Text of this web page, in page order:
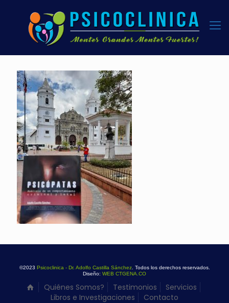
©2023 Psicoclinica - Dr. Adolfo Castilla Sánchez. Todos los derechos reservados.
Diseño: WEB CTGENA.CO
Quiénes Somos? Testimonios
Servicios
Libros e Investigaciones
Contacto